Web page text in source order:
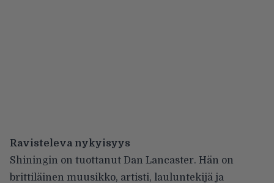
Ravisteleva nykyisyys
Shiningin on tuottanut Dan Lancaster. Hän on
brittiläinen muusikko, artisti, lauluntekijä ja